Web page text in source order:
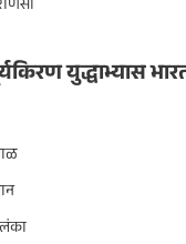
युद्धाभ्यास